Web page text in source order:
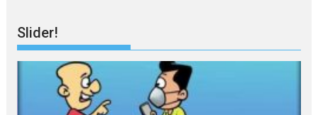
Slider!